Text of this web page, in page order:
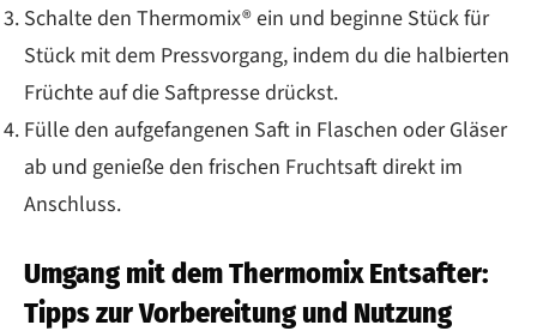
Schalte den Thermomix® ein und beginne Stück für
Stück mit dem Pressvorgang, indem du die halbierten
Früchte auf die Saftpresse drückst.
Fülle den aufgefangenen Saft in Flaschen oder Gläser
ab und genieße den frischen Fruchtsaft direkt im
Anschluss.
Umgang mit dem Thermomix Entsafter:
Tipps zur Vorbereitung und Nutzung